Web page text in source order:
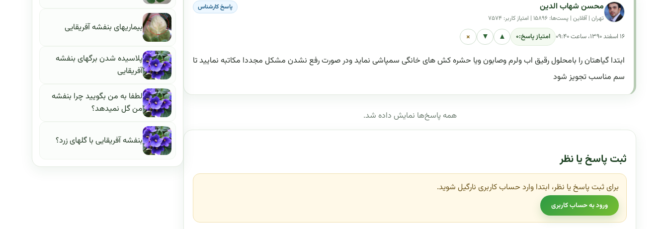
محسن شهاب الدین
تهران | آفلاین | پست‌ها: ۱۵۸۹۶ | امتیاز کاربر: ۷۵۷۴
پاسخ کارشناس
۱۶ اسفند ۱۳۹۰، ساعت ۰۹:۴۰ امتیاز پاسخ:۰ ▲
▼
×
ابتدا گیاهتان را بامحلول رقیق اب ولرم وصابون ویا حشره کش های خانگی سمپاشی نماید ودر صورت رفع نشدن مشکل مجددا مکاتبه نمایید تا
سم مناسب تجویز شود
همه پاسخ‌ها نمایش داده شد.
ثبت پاسخ یا نظر
برای ثبت پاسخ یا نظر، ابتدا وارد حساب کاربری نارگیل شوید.
ورود به حساب کاربری
بیماریهای بنفشه آفریقایی
پلاسیده شدن برگهای بنفشه
آفریقایی
لطفا به من بگویید چرا بنفشه
من گل نمیدهد؟
بنفشه آفریقایی با گلهای زرد؟